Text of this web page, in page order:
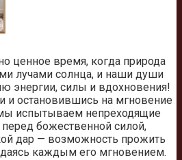
ценное время, когда природа
лучами солнца, и наши души
энергии, силы и вдохновения!
и остановившись на мгновение
испытываем непреходящие
перед божественной силой,
дар — возможность прожить
каждым его мгновением.